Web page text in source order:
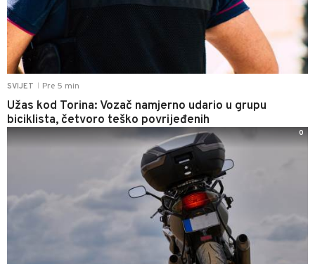
SVIJET Pre 5 min
Užas kod Torina: Vozač namjerno udario u grupu
biciklista, četvoro teško povrijeđenih
0